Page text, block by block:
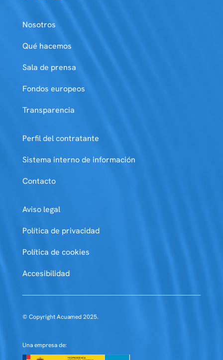
Nosotros
Qué hacemos
Sala de prensa
Fondos europeos
Transparencia
Perfil del contratante
Sistema interno de información
Contacto
Aviso legal
Política de privacidad
Política de cookies
Accesibilidad
© Copyright Acuamed 2025.
Una empresa de: